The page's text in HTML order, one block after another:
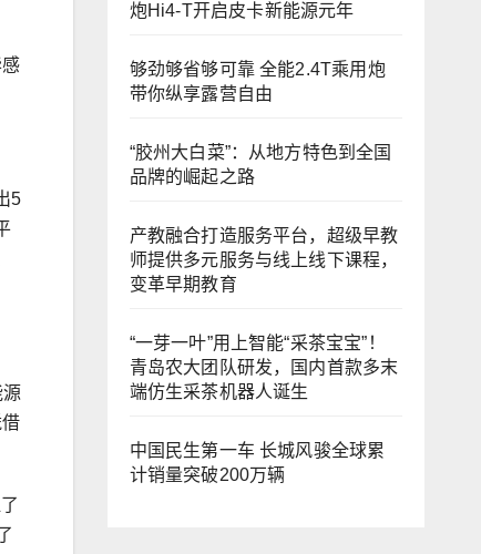
5
炮Hi4-T开启皮卡新能源元年
够劲够省够可靠 全能2.4T乘用炮
带你纵享露营自由
“胶州大白菜”：从地方特色到全国
品牌的崛起之路
产教融合打造服务平台，超级早教
师提供多元服务与线上线下课程，
变革早期教育
“一芽一叶”用上智能“采茶宝宝”！
青岛农大团队研发，国内首款多末
端仿生采茶机器人诞生
中国民生第一车 长城风骏全球累
计销量突破200万辆